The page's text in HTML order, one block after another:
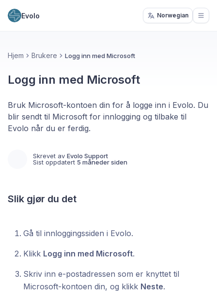
Evolo Norwegian
Hjem Brukere Logg inn med Microsoft
Logg inn med Microsoft
Bruk Microsoft-kontoen din for å logge inn i Evolo. Du
blir sendt til Microsoft for innlogging og tilbake til
Evolo når du er ferdig.
Skrevet av Evolo Support
Sist oppdatert 5 måneder siden
Slik gjør du det
Gå til innloggingssiden i Evolo.
Klikk Logg inn med Microsoft.
Skriv inn e-postadressen som er knyttet til
Microsoft-kontoen din, og klikk Neste.